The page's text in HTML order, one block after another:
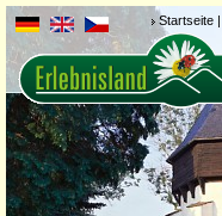
Startseite |